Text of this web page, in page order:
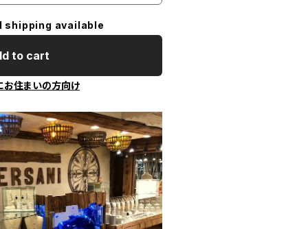
shipping available
to cart
お住まいの方向け